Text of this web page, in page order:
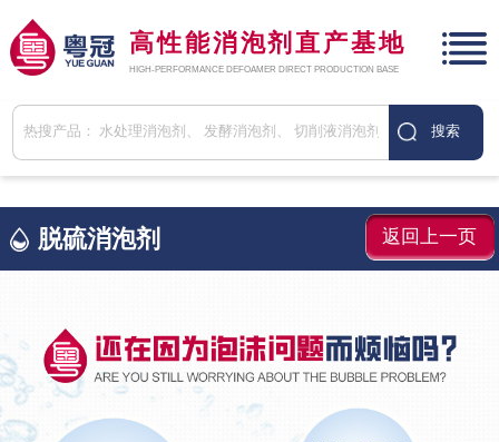
高性能消泡剂直产基地
HIGH-PERFORMANCE DEFOAMER DIRECT PRODUCTION BASE
脱硫消泡剂 返回上一页